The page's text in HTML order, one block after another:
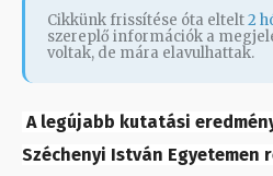
Cikkünk frissítése óta eltelt2
szereplő információk a
voltak, de mára elavulhattak.
A legújabb kutatási
Széchenyi István Egyetemen